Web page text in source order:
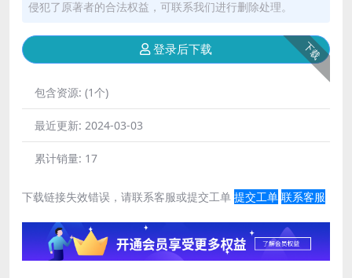
侵犯了原著者的合法权益，可联系我们进行删除处理。
下载
登录后下载
包含资源: (1个)
最近更新: 2024-03-03
累计销量: 17
下载链接失效错误，请联系客服或提交工单 提交工单 联系客服